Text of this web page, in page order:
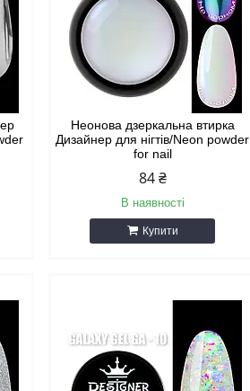
Неонова дзеркальна втирка
Дизайнер для нігтів/Neon powder
for nail
84 ₴
В наявності
Купити